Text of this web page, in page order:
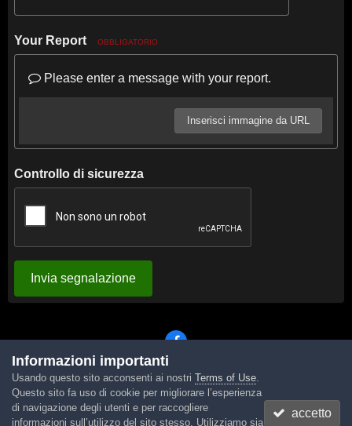
Your Report OBBLIGATORIO
Please enter a message with your report.
Inserisci immagine da URL
Controllo di sicurezza
Invia segnalazione
Lingua Tema Contattaci Cookies
Powered by Invision Community
Informazioni importanti
Usando questo sito acconsenti ai nostri Terms of Use.
Questo sito fa uso di cookie per migliorare l’esperienza
di navigazione degli utenti e per raccogliere
informazioni sull’utilizzo del sito stesso. Utilizziamo sia
accetto